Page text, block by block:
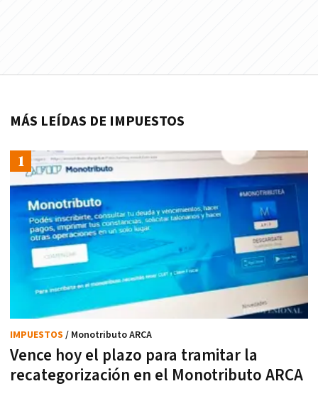
MÁS LEÍDAS DE IMPUESTOS
Vence hoy el plazo para tramitar la
recategorización en el Monotributo ARCA
IMPUESTOS / Monotributo ARCA